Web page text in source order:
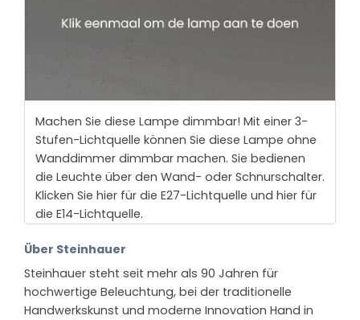
Machen Sie diese Lampe dimmbar! Mit einer 3-
Stufen-Lichtquelle können Sie diese Lampe ohne
Wanddimmer dimmbar machen. Sie bedienen
die Leuchte über den Wand- oder Schnurschalter.
Klicken Sie hier für die E27-Lichtquelle und hier für
die E14-Lichtquelle.
Über Steinhauer
Steinhauer steht seit mehr als 90 Jahren für
hochwertige Beleuchtung, bei der traditionelle
Handwerkskunst und moderne Innovation Hand in